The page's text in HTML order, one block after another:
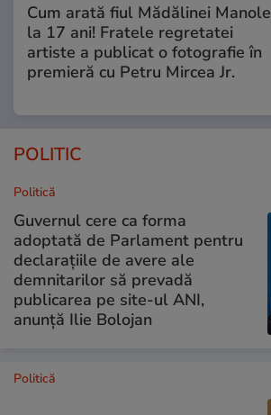
Cum arată fiul Mădălinei Manole
la 17 ani! Fratele regretatei
artiste a publicat o fotografie în
premieră cu Petru Mircea Jr.
POLITIC
Politică
Guvernul cere ca forma
adoptată de Parlament pentru
declarațiile de avere ale
demnitarilor să prevadă
publicarea pe site-ul ANI,
anunță Ilie Bolojan
Politică